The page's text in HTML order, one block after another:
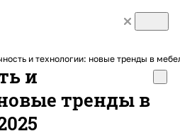
и технологии: новые тренды в
и
тренды в